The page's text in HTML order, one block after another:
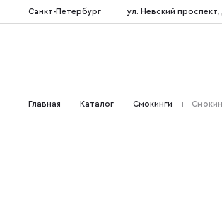
Санкт-Петербург ул. Невский проспект,
Главная Каталог Cмокинги